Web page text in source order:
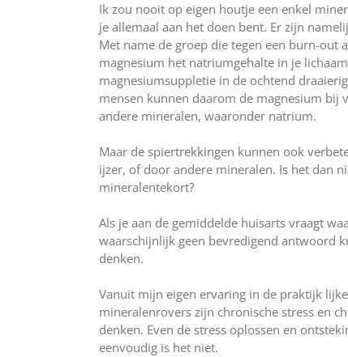
Ik zou nooit op eigen houtje een enkel
je allemaal aan het doen bent. Er zijn
Met name de groep die tegen een burn-out
magnesium het natriumgehalte in je
magnesiumsuppletie in de ochtend
mensen kunnen daarom de magnesium bij
andere mineralen, waaronder natrium.
Maar de spiertrekkingen kunnen ook
ijzer, of door andere mineralen. Is het dan
mineralentekort?
Als je aan de gemiddelde huisarts vraagt
waarschijnlijk geen bevredigend antwoord
denken.
Vanuit mijn eigen ervaring in de praktijk
mineralenrovers zijn chronische stress en
denken. Even de stress oplossen en
eenvoudig is het niet.